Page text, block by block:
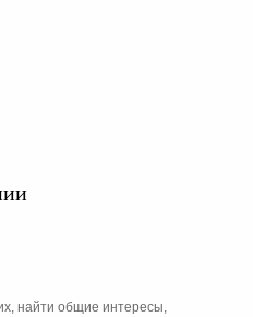
найти общие интересы,